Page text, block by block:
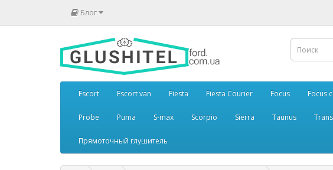
Блог
Escort Escort van Fiesta Fiesta Courier Focus Focus
Probe Puma S-max Scorpio Sierra Taunus
Прямоточный глушитель